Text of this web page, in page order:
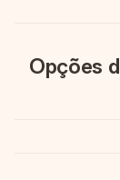
Opções